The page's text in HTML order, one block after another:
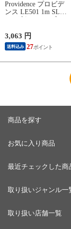
Providence プロビデ
ンス LE501 1m SL
3,063 円
送料込み 27
商品を探す
お気に入り商品
最近チェックした商
取り扱いジャンル一
取り扱い店舗一覧